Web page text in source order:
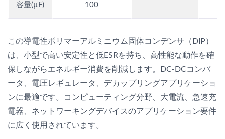
容量(µF) 100
この導電性ポリマーアルミニウム固体コンデンサ（DIP）
は、小型で高い安定性と低ESRを持ち、高性能な動作を確
保しながらエネルギー消費を削減します。DC-DCコンバ
ータ、電圧レギュレータ、デカップリングアプリケーショ
ンに最適です。コンピューティング分野、大電流、急速充
電器、ネットワーキングデバイスのアプリケーション要件
に広く使用されています。